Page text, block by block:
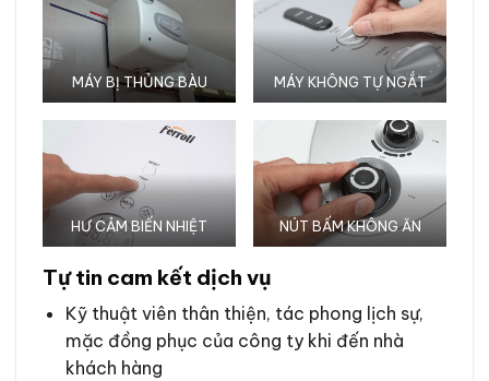
MÁY BỊ THỦNG BÀU MÁY KHÔNG TỰ NGẮT
HƯ CẢM BIẾN NHIỆT NÚT BẤM KHÔNG ĂN
Tự tin cam kết dịch vụ
Kỹ thuật viên thân thiện, tác phong lịch sự,
mặc đồng phục của công ty khi đến nhà
khách hàng